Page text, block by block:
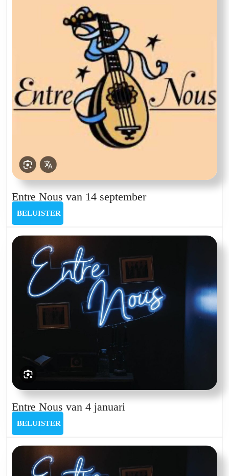
Entre Nous van 14 septemberEntre
14
BELUISTER
Entre Nous van 4 januari
4
BELUISTER